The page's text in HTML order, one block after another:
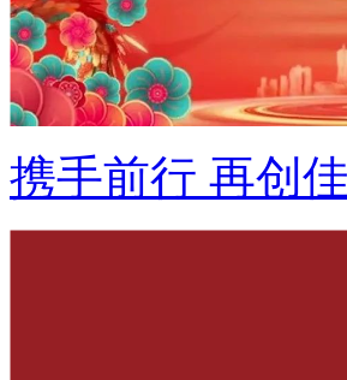
携手前行 再创